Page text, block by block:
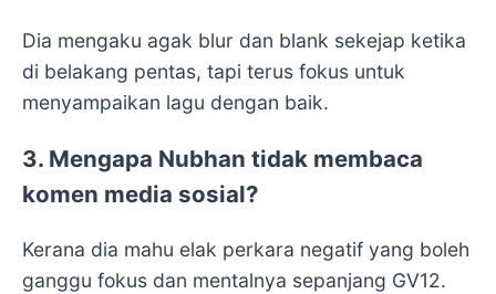
Dia mengaku agak blur dan blank sekejap ketika
di belakang pentas, tapi terus fokus untuk
menyampaikan lagu dengan baik.
3. Mengapa Nubhan tidak membaca
komen media sosial?
Kerana dia mahu elak perkara negatif yang boleh
ganggu fokus dan mentalnya sepanjang GV12.